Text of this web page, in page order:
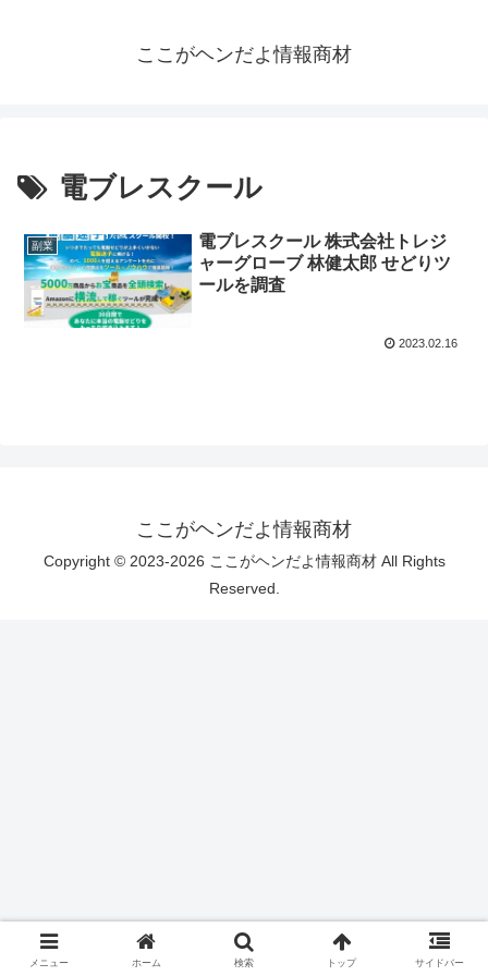
ここがヘンだよ情報商材
電ブレスクール
副業
電ブレスクール 株式会社トレジ
ャーグローブ 林健太郎 せどりツ
ールを調査
2023.02.16
ここがヘンだよ情報商材
Copyright © 2023-2026 ここがヘンだよ情報商材 All Rights
Reserved.
メニュー ホーム 検索 トップ サイドバー